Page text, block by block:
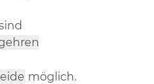
möglich.